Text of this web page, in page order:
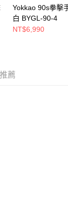
Yokkao 90s拳擊
白 BYGL-90-4
NT$6,990
薦